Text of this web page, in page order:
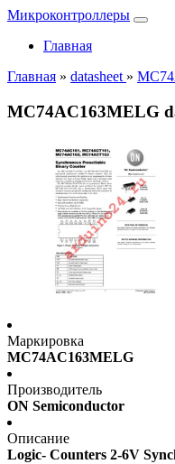
Микроконтроллеры
Главная
Главная » datasheet »
MC74AC163MELG
Маркировка
MC74AC163MELG
Производитель
ON Semiconductor
Описание
Logic- Counters 2-6V